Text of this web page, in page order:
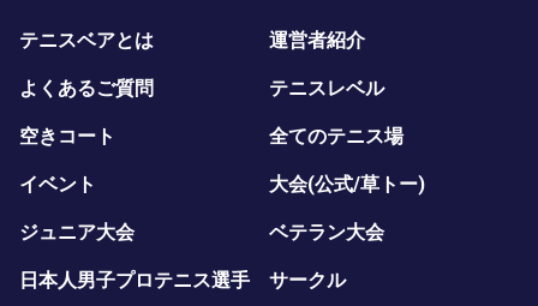
テニスベアとは 運営者紹介
よくあるご質問 テニスレベル
空きコート 全てのテニス場
イベント 大会(公式/草トー)
ジュニア大会 ベテラン大会
日本人男子プロテニス選手 サークル